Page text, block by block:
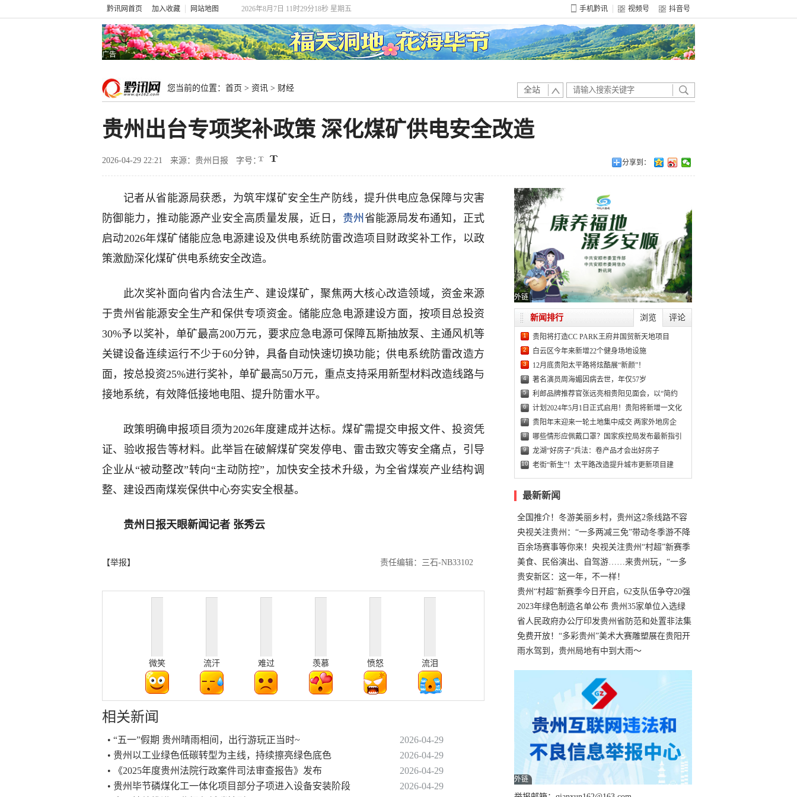
黔讯网首页 加入收藏 网站地图 2026年8月7日 11时29分19秒 星期五 手机黔讯 视频号 抖音号
广告
您当前的位置： 首页 > 资讯 > 财经 全站
贵州出台专项奖补政策 深化煤矿供电安全改造
2026-04-29 22:21 来源：贵州日报 字号： 分享到：
记者从省能源局获悉，为筑牢煤矿安全生产防线，提升供电应急保障与灾害
防御能力，推动能源产业安全高质量发展，近日， 贵州 省能源局发布通知，正式
启动2026年煤矿储能应急电源建设及供电系统防雷改造项目财政奖补工作，以政
策激励深化煤矿供电系统安全改造。
此次奖补面向省内合法生产、建设煤矿，聚焦两大核心改造领域，资金来源
于贵州省能源安全生产和保供专项资金。储能应急电源建设方面，按项目总投资
30%予以奖补，单矿最高200万元，要求应急电源可保障瓦斯抽放泵、主通风机等
关键设备连续运行不少于60分钟，具备自动快速切换功能；供电系统防雷改造方
面，按总投资25%进行奖补，单矿最高50万元，重点支持采用新型材料改造线路与
接地系统，有效降低接地电阻、提升防雷水平。
政策明确申报项目须为2026年度建成并达标。煤矿需提交申报文件、投资凭
证、验收报告等材料。此举旨在破解煤矿突发停电、雷击致灾等安全痛点，引导
企业从“被动整改”转向“主动防控”，加快安全技术升级，为全省煤炭产业结构调
整、建设西南煤炭保供中心夯实安全根基。
贵州日报天眼新闻记者 张秀云
【举报】 责任编辑：三石-NB33102
微笑 流汗 难过 羡慕 愤怒 流泪
相关新闻
• “五一”假期 贵州晴雨相间，出行游玩正当时~
2026-04-29
• 贵州以工业绿色低碳转型为主线，持续擦亮绿色底色
2026-04-29
• 《2025年度贵州法院行政案件司法审查报告》发布
2026-04-29
• 贵州毕节磷煤化工一体化项目部分子项进入设备安装阶段
2026-04-29
外链
浏览 评论
新闻排行
1 贵阳将打造CC PARK王府井国贸新天地项目
2 白云区今年来新增22个健身场地设施
3 12月底贵阳太平路将炫酷展“新颜”！
4 著名演员周海媚因病去世，年仅57岁
5 利郎品牌推荐官张远亮相贵阳见面会，以“简约
6 计划2024年5月1日正式启用！贵阳将新增一文化
7 贵阳年末迎来一轮土地集中成交 两家外地房企
8 哪些情形应佩戴口罩？国家疾控局发布最新指引
9 龙湖“好房子”兵法：卷产品才会出好房子
10 老街“新生”！太平路改造提升城市更新项目建
最新新闻
全国推介！冬游美丽乡村，贵州这2条线路不容
错过
央视关注贵州：“一多两减三免”带动冬季游不降
温
百余场赛事等你来！央视关注贵州“村超”新赛季
正式“打响”
美食、民俗演出、自驾游……来贵州玩，“一多
两减三免”！
贵安新区：这一年，不一样！
贵州“村超”新赛季今日开启，62支队伍争夺20强
名额
2023年绿色制造名单公布 贵州35家单位入选绿
色工厂
省人民政府办公厅印发贵州省防范和处置非法集
资工作实施细则
免费开放！“多彩贵州”美术大赛雕塑展在贵阳开
展，持续至1月19日
雨水驾到，贵州局地有中到大雨～
外链